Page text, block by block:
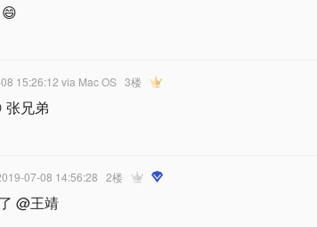
15:26:12 via Mac OS 3楼
张兄弟
07-08 14:56:28 2楼
@王靖